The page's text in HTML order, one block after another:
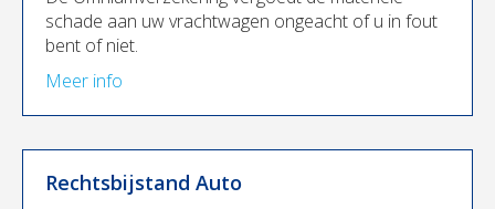
schade aan uw vrachtwagen ongeacht of u in fout
bent of niet.
Meer info
Rechtsbijstand Auto